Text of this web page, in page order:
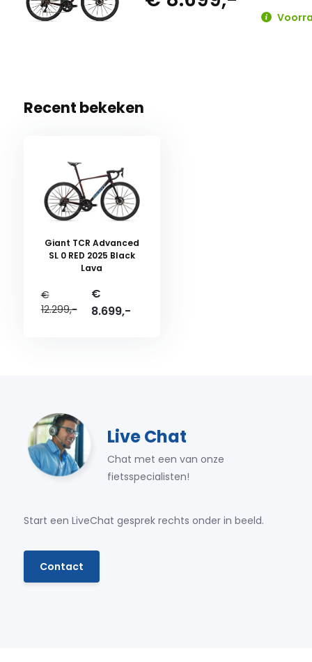
Recent bekeken
Giant TCR Advanced
SL 0 RED 2025 Black
Lava
€
12.299,-
€
8.699,-
Live Chat
Chat met een van onze
fietsspecialisten!
Start een LiveChat gesprek rechts onder in beeld.
Contact